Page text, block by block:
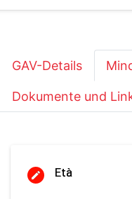
GAV-Details
Dokumente und
Età